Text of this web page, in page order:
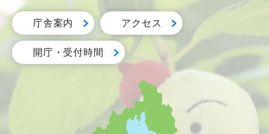
庁舎案内 アクセス
開庁・受付時間